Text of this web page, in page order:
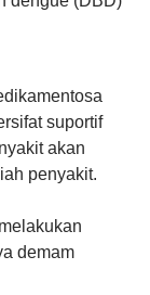
suportif
akan
penyakit.
demam